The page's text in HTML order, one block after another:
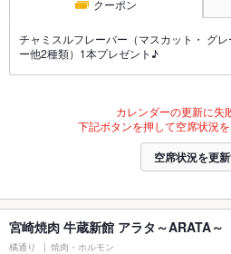
クーポン
チャミスルフレーバー（マスカット・ グ
ー他2種類）1本プレゼント♪
カレンダーの更新に失
下記ボタンを押して空席状況を
空席状況を更
宮崎焼肉 牛蔵新館 アラタ～ARATA～
橘通り 焼肉・ホルモン